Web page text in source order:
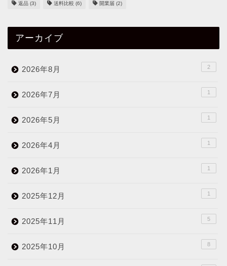
返品 (3) 送料比較 (6) 開業届 (2)
アーカイブ
2026年8月 2
2026年7月 1
2026年5月 1
2026年4月 1
2026年1月 1
2025年12月 1
2025年11月 5
2025年10月 8